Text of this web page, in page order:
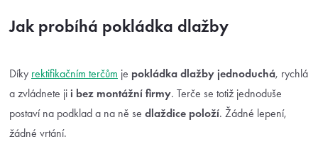
Jak probíhá pokládka dlažby
Díky rektifikačním terčům je pokládka dlažby jednoduchá, rychlá
a zvládnete ji i bez montážní firmy. Terče se totiž jednoduše
postaví na podklad a na ně se dlaždice položí. Žádné lepení,
žádné vrtání.